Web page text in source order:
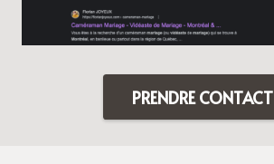
PRENDRE CONTACT